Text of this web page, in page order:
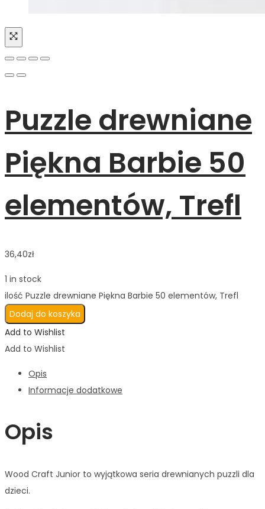
Puzzle drewniane
Piękna Barbie 50
elementów, Trefl
36,40zł
1 in stock
ilość Puzzle drewniane Piękna Barbie 50 elementów, Trefl
Dodaj do koszyka
Add to Wishlist
Add to Wishlist
Opis
Informacje dodatkowe
Opis
Wood Craft Junior to wyjątkowa seria drewnianych puzzli dla
dzieci.